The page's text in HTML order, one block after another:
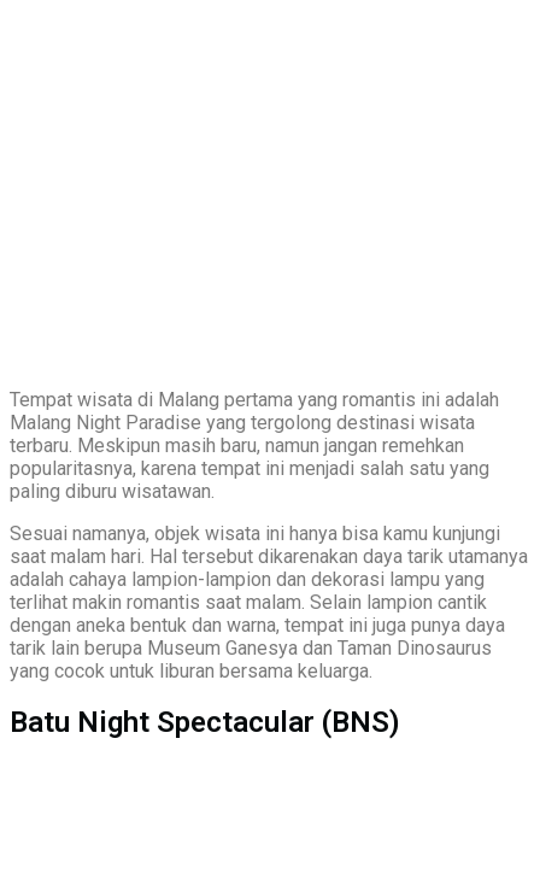
Tempat wisata di Malang pertama yang romantis ini adalah
Malang Night Paradise yang tergolong destinasi wisata
terbaru. Meskipun masih baru, namun jangan remehkan
popularitasnya, karena tempat ini menjadi salah satu yang
paling diburu wisatawan.
Sesuai namanya, objek wisata ini hanya bisa kamu kunjungi
saat malam hari. Hal tersebut dikarenakan daya tarik utamanya
adalah cahaya lampion-lampion dan dekorasi lampu yang
terlihat makin romantis saat malam. Selain lampion cantik
dengan aneka bentuk dan warna, tempat ini juga punya daya
tarik lain berupa Museum Ganesya dan Taman Dinosaurus
yang cocok untuk liburan bersama keluarga.
Batu Night Spectacular (BNS)